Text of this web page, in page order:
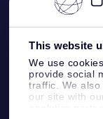
This website
We use
provide social
traffic. We
our site with
OSR -
Lennä